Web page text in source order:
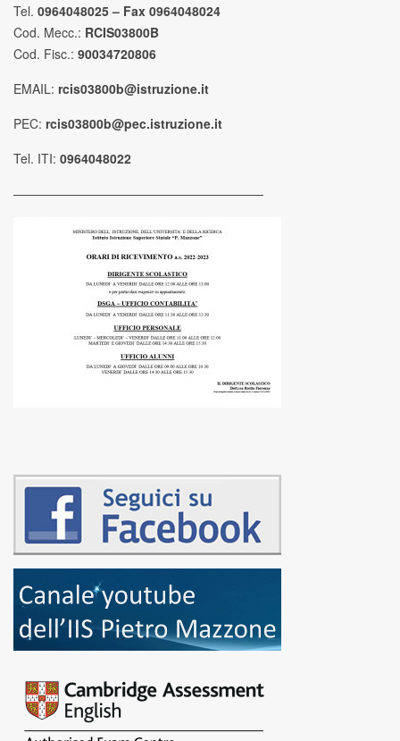
Tel. 0964048025 – Fax 0964048024
Cod. Mecc.: RCIS03800B
Cod. Fisc.: 90034720806
EMAIL: rcis03800b@istruzione.it
PEC: rcis03800b@pec.istruzione.it
Tel. ITI: 0964048022
————————————————————